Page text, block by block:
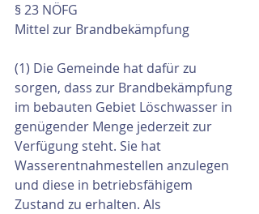
§ 23 NÖFG
Mittel zur Brandbekämpfung
(1) Die Gemeinde hat dafür zu
sorgen, dass zur Brandbekämpfung
im bebauten Gebiet Löschwasser in
genügender Menge jederzeit zur
Verfügung steht. Sie hat
Wasserentnahmestellen anzulegen
und diese in betriebsfähigem
Zustand zu erhalten. Als